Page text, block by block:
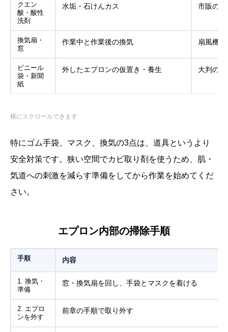
クエン
酸・酸性
洗剤
水垢・石けんカス 市販の
換気扇・
窓
作業中と作業後の換気 扇風機
ビニール
袋・新聞
紙
外したエプロンの仮置き・養生 大判の
横にスクロールできます
特にゴム手袋、マスク、換気の3点は、道具というより
安全対策です。狭い空間でカビ取り剤を使うため、肌・
気道への刺激を減らす準備をしてから作業を始めてくだ
さい。
エプロン内部の掃除手順
手順 内容
1. 換気・
準備
窓・換気扇を回し、手袋とマスクを着ける
2. エプロ
ンを外す
前章の手順で取り外す